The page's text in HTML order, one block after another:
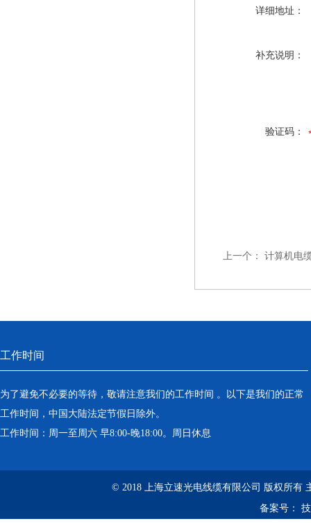
详细地址：
补充说明：
验证码：
上一个： 计算机电
工作时间
为了避免不必要的等待，敬请注意我们的工作时间 。以下是我们的正常
工作时间，中国大陆法定节假日除外。
工作时间：周一至周六 早8:00-晚18:00。周日休息
© 2018 上海立速光电线缆有限公司 版权所有
备案号：